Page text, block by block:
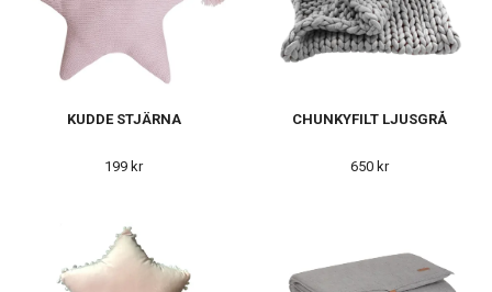
KUDDE STJÄRNA
199 kr
CHUNKYFILT LJUSGRÅ
650 kr